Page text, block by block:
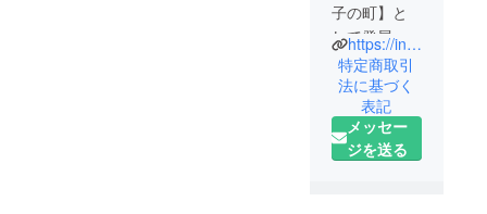
子の町】と
して発展さ
せるために
活動してお
ります。
各種イベン
トの企画、
https://instagram.com/delice.owner?igshid=MzMyNGUyNmU2YQ==
特定商取引
法に基づく
表記
メッセー
ジを送る